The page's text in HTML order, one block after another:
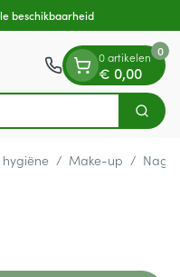
beschikbaarheid
Zoek
0 artikelen
€ 0,00
0
/ Make-up /